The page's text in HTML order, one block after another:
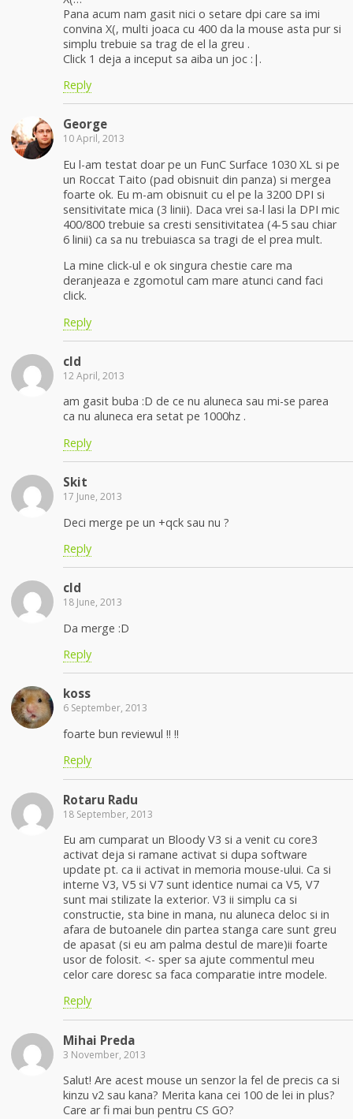
Pana acum nam gasit nici o setare dpi care sa imi
convina X(, multi joaca cu 400 da la mouse asta pur si
simplu trebuie sa trag de el la greu .
Click 1 deja a inceput sa aiba un joc :|.
Reply
George
10 April, 2013
Eu l-am testat doar pe un FunC Surface 1030 XL si pe
un Roccat Taito (pad obisnuit din panza) si mergea
foarte ok. Eu m-am obisnuit cu el pe la 3200 DPI si
sensitivitate mica (3 linii). Daca vrei sa-l lasi la DPI mic
400/800 trebuie sa cresti sensitivitatea (4-5 sau chiar
6 linii) ca sa nu trebuiasca sa tragi de el prea mult.
La mine click-ul e ok singura chestie care ma
deranjeaza e zgomotul cam mare atunci cand faci
click.
Reply
cld
12 April, 2013
am gasit buba :D de ce nu aluneca sau mi-se parea
ca nu aluneca era setat pe 1000hz .
Reply
Skit
17 June, 2013
Deci merge pe un +qck sau nu ?
Reply
cld
18 June, 2013
Da merge :D
Reply
koss
6 September, 2013
foarte bun reviewul !! !!
Reply
Rotaru Radu
18 September, 2013
Eu am cumparat un Bloody V3 si a venit cu core3
activat deja si ramane activat si dupa software
update pt. ca ii activat in memoria mouse-ului. Ca si
interne V3, V5 si V7 sunt identice numai ca V5, V7
sunt mai stilizate la exterior. V3 ii simplu ca si
constructie, sta bine in mana, nu aluneca deloc si in
afara de butoanele din partea stanga care sunt greu
de apasat (si eu am palma destul de mare)ii foarte
usor de folosit. <- sper sa ajute commentul meu
celor care doresc sa faca comparatie intre modele.
Reply
Mihai Preda
3 November, 2013
Salut! Are acest mouse un senzor la fel de precis ca si
kinzu v2 sau kana? Merita kana cei 100 de lei in plus?
Care ar fi mai bun pentru CS GO?